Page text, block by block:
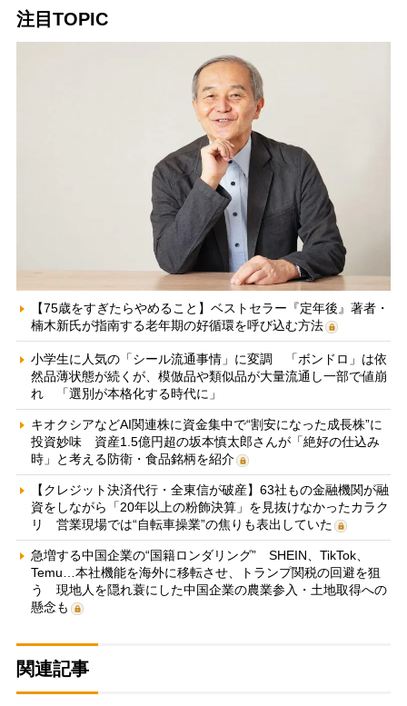
注目TOPIC
【75歳をすぎたらやめること】ベストセラー『定年後』著者・
楠木新氏が指南する老年期の好循環を呼び込む方法
小学生に人気の「シール流通事情」に変調 「ボンドロ」は依
然品薄状態が続くが、模倣品や類似品が大量流通し一部で値崩
れ 「選別が本格化する時代に」
キオクシアなどAI関連株に資金集中で“割安になった成長株”に
投資妙味 資産1.5億円超の坂本慎太郎さんが「絶好の仕込み
時」と考える防衛・食品銘柄を紹介
【クレジット決済代行・全東信が破産】63社もの金融機関が融
資をしながら「20年以上の粉飾決算」を見抜けなかったカラク
リ 営業現場では“自転車操業”の焦りも表出していた
急増する中国企業の“国籍ロンダリング” SHEIN、TikTok、
Temu…本社機能を海外に移転させ、トランプ関税の回避を狙
う 現地人を隠れ蓑にした中国企業の農業参入・土地取得への
懸念も
関連記事